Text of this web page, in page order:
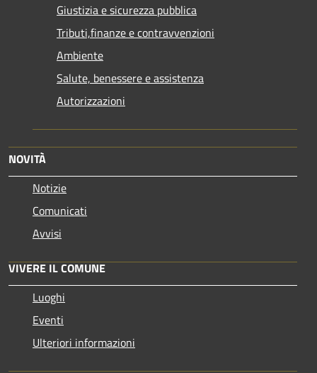
Giustizia e sicurezza pubblica
Tributi,finanze e contravvenzioni
Ambiente
Salute, benessere e assistenza
Autorizzazioni
NOVITÀ
Notizie
Comunicati
Avvisi
VIVERE IL COMUNE
Luoghi
Eventi
Ulteriori informazioni